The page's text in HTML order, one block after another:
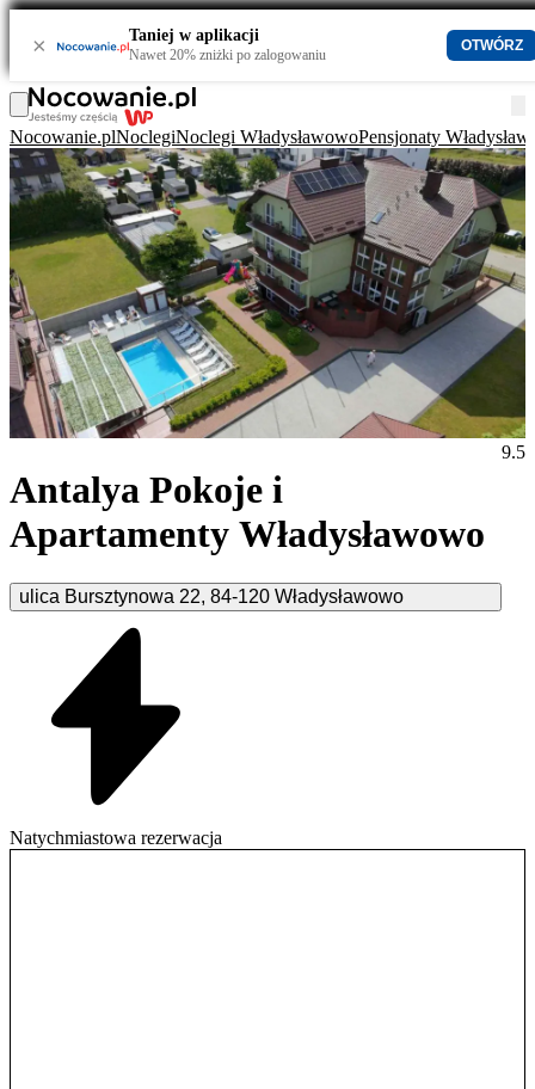
× Taniej w aplikacji
Nawet 20% zniżki po zalogowaniu
OTWÓRZ
Nocowanie.plNoclegiNoclegi WładysławowoPensjonaty
Antalya Pokoje i
Apartamenty Władysławowo
ulica Bursztynowa 22, 84-120 Władysławowo
9.5
Natychmiastowa rezerwacja